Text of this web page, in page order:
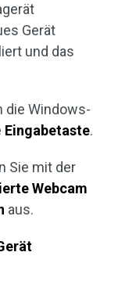
Gerät
und das
die Windows-
Eingabetaste.
Sie mit der
Webcam
aus.